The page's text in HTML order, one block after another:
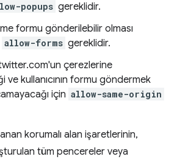
popups gereklidir.
formu gönderilebilir olması
allow-forms gereklidir.
çerezlerine
ve kullanıcının formu göndermek
için allow-same-origin
korumalı alan işaretlerinin,
tüm pencereler veya